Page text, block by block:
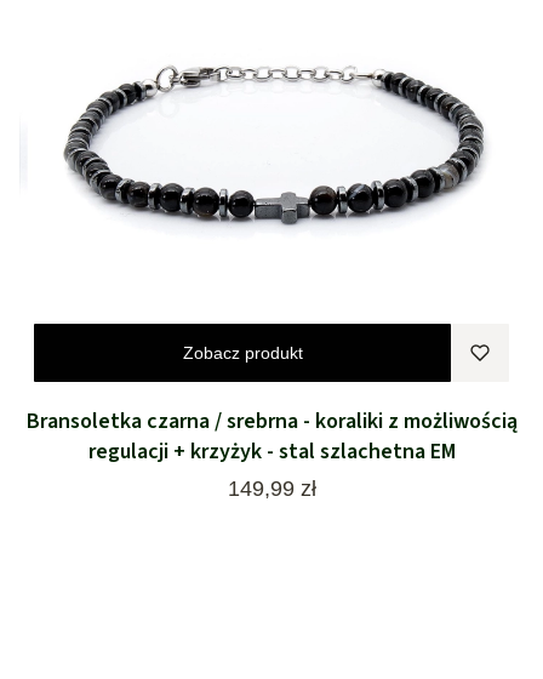
Zobacz produkt
Bransoletka czarna / srebrna - koraliki z możliwością
regulacji + krzyżyk - stal szlachetna EM
Cena
149,99 zł